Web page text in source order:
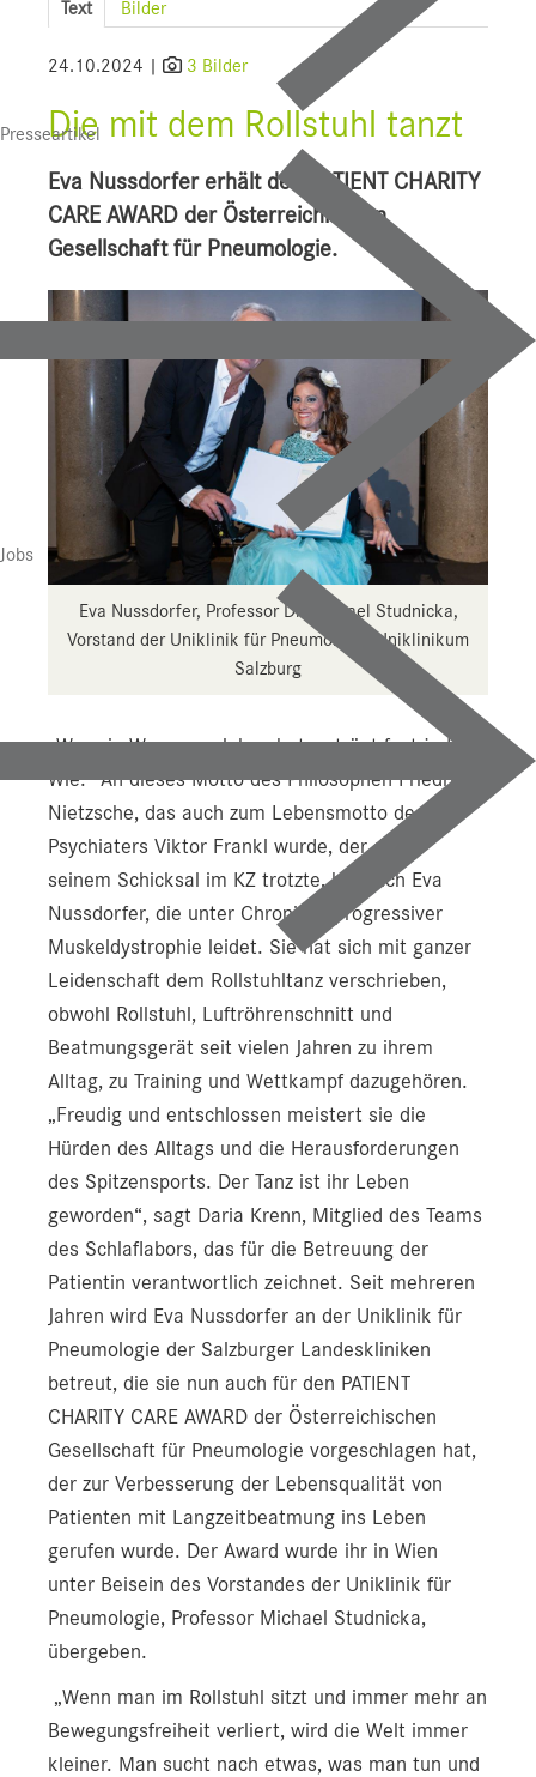
Presseartikel
Jobs
Uniklinikum Salzburg
CDK
LKH
HAL
TAM
Bauprojekte
UI f. Sportmedizin
Pressebilder
Pressekontakt
Text Bilder
24.10.2024 | 3 Bilder
Die mit dem Rollstuhl tanzt
Eva Nussdorfer erhält den PATIENT CHARITY
CARE AWARD der Österreichischen
Gesellschaft für Pneumologie.
Eva Nussdorfer, Professor Dr. Michael Studnicka,
Vorstand der Uniklinik für Pneumologie Uniklinikum
Salzburg
„Wer ein Warum zu leben hat, erträgt fast jedes
Wie.“ An dieses Motto des Philosophen Friedrich
Nietzsche, das auch zum Lebensmotto des
Psychiaters Viktor Frankl wurde, der damit
seinem Schicksal im KZ trotzte, hält sich Eva
Nussdorfer, die unter Chronisch progressiver
Muskeldystrophie leidet. Sie hat sich mit ganzer
Leidenschaft dem Rollstuhltanz verschrieben,
obwohl Rollstuhl, Luftröhrenschnitt und
Beatmungsgerät seit vielen Jahren zu ihrem
Alltag, zu Training und Wettkampf dazugehören.
„Freudig und entschlossen meistert sie die
Hürden des Alltags und die Herausforderungen
des Spitzensports. Der Tanz ist ihr Leben
geworden“, sagt Daria Krenn, Mitglied des Teams
des Schlaflabors, das für die Betreuung der
Patientin verantwortlich zeichnet. Seit mehreren
Jahren wird Eva Nussdorfer an der Uniklinik für
Pneumologie der Salzburger Landeskliniken
betreut, die sie nun auch für den PATIENT
CHARITY CARE AWARD der Österreichischen
Gesellschaft für Pneumologie vorgeschlagen hat,
der zur Verbesserung der Lebensqualität von
Patienten mit Langzeitbeatmung ins Leben
gerufen wurde. Der Award wurde ihr in Wien
unter Beisein des Vorstandes der Uniklinik für
Pneumologie, Professor Michael Studnicka,
übergeben.
„Wenn man im Rollstuhl sitzt und immer mehr an
Bewegungsfreiheit verliert, wird die Welt immer
kleiner. Man sucht nach etwas, was man tun und